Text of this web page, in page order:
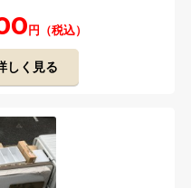
円（税込）
しく見る